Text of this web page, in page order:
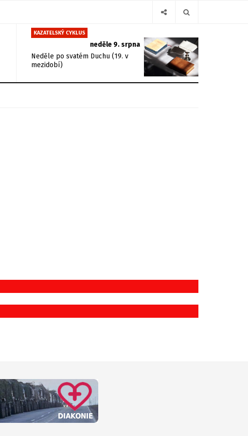
KAZATELSKÝ CYKLUS
neděle 9. srpna
Neděle po svatém Duchu (19. v
mezidobí)